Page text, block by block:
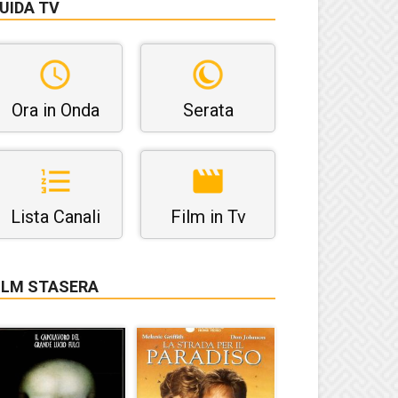
TV
Ora in Onda Serata
Lista Canali Film in Tv
STASERA